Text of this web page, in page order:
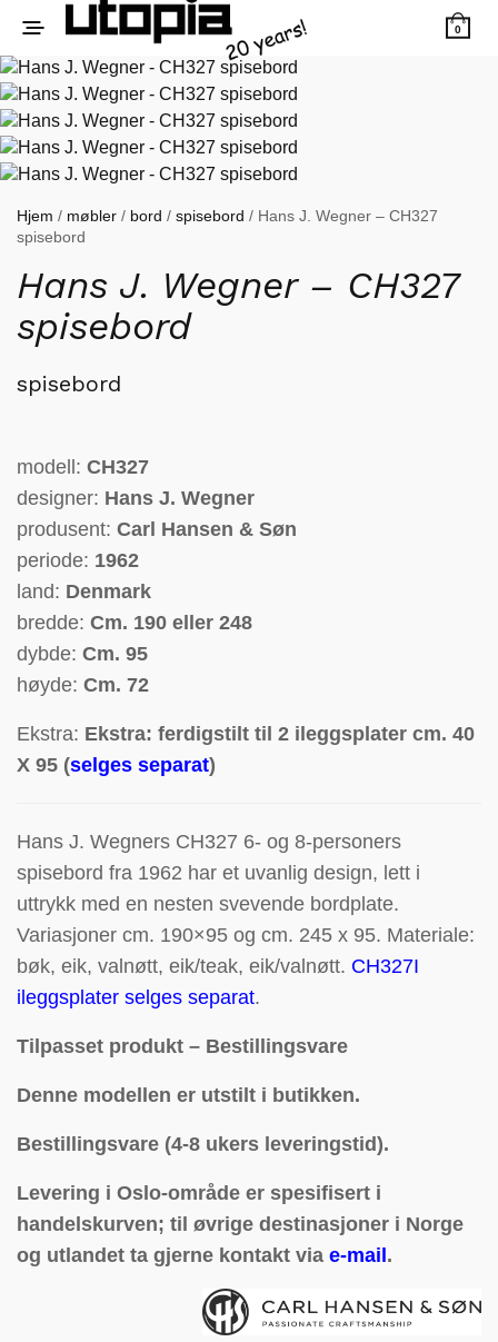
0
Hjem / møbler / bord / spisebord / Hans J. Wegner – CH327
spisebord
Hans J. Wegner – CH327
spisebord
spisebord
modell: CH327
designer: Hans J. Wegner
produsent: Carl Hansen & Søn
periode: 1962
land: Denmark
bredde: Cm. 190 eller 248
dybde: Cm. 95
høyde: Cm. 72
Ekstra: Ekstra: ferdigstilt til 2 ileggsplater cm. 40
X 95 (selges separat)
Hans J. Wegners CH327 6- og 8-personers
spisebord fra 1962 har et uvanlig design, lett i
uttrykk med en nesten svevende bordplate.
Variasjoner cm. 190×95 og cm. 245 x 95. Materiale:
bøk, eik, valnøtt, eik/teak, eik/valnøtt. CH327I
ileggsplater selges separat.
Tilpasset produkt – Bestillingsvare
Denne modellen er utstilt i butikken.
Bestillingsvare (4-8 ukers leveringstid).
Levering i Oslo-område er spesifisert i
handelskurven; til øvrige destinasjoner i Norge
og utlandet ta gjerne kontakt via e-mail .